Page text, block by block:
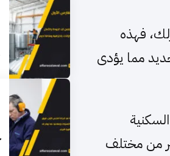
فهذه
مما يؤدى
من مختلف